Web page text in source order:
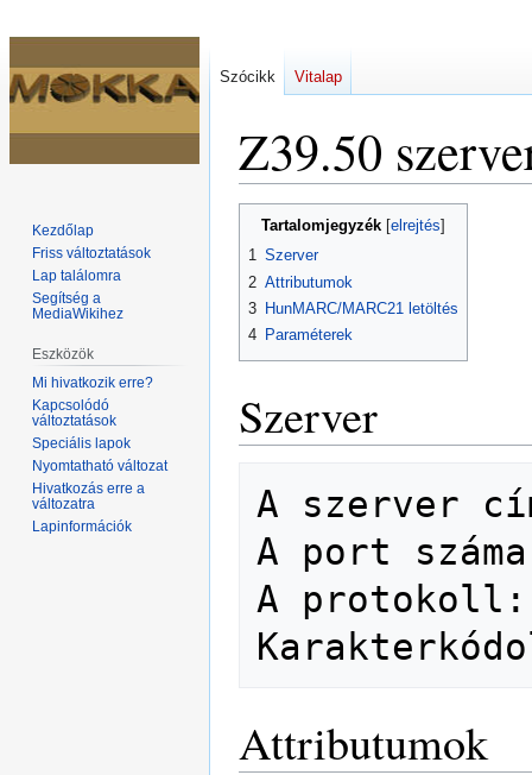
Z39.50
Ugrás
Ugrás
Tartalomjegyzék
1 Szerver
2 Attributumok
3 HunMARC/MARC21 letöltés
4 Paraméterek
Szerver
A szerver
A port
A
Attributumok
Szócikk Vitalap
Kezdőlap
Friss változtatások
Lap találomra
Segítség a
MediaWikihez
Eszközök
Mi hivatkozik erre?
Kapcsolódó
változtatások
Speciális lapok
Nyomtatható változat
Hivatkozás erre a
változatra
Lapinformációk